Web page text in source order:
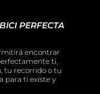
PERFECTA
encontrar
ti,
tu recorrido o tu
para ti existe y